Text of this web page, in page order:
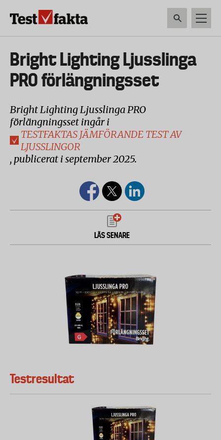
Huvudmeny
ny
Bright Lighting Ljusslinga
PRO förlängningsset
Bright Lighting Ljusslinga PRO
förlängningsset ingår i
TESTFAKTAS JÄMFÖRANDE TEST AV
LJUSSLINGOR
, publicerat i september 2025.
LÄS SENARE
Testresultat